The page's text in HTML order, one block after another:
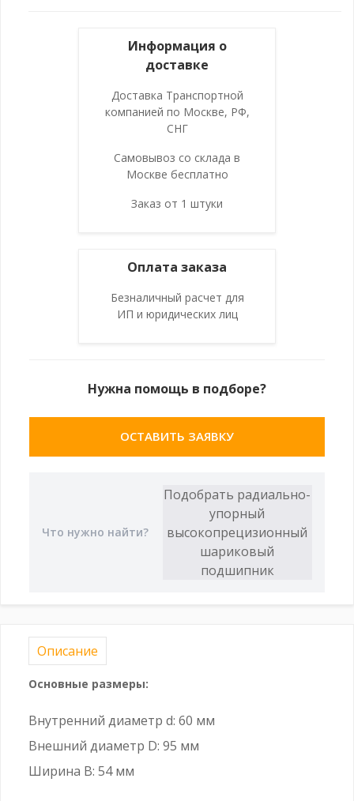
Информация о
доставке
Доставка Транспортной
компанией по Москве, РФ,
СНГ
Самовывоз со склада в
Москве бесплатно
Заказ от 1 штуки
Оплата заказа
Безналичный расчет для
ИП и юридических лиц
Нужна помощь в подборе?
ОСТАВИТЬ ЗАЯВКУ
Описание
Основные размеры:
Внутренний диаметр d: 60 мм
Внешний диаметр D: 95 мм
Ширина B: 54 мм